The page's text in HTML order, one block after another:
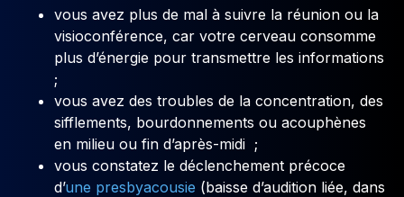
vous avez plus de mal à suivre la réunion ou la
visioconférence, car votre cerveau consomme
plus d’énergie pour transmettre les informations
;
vous avez des troubles de la concentration, des
sifflements, bourdonnements ou acouphènes
en milieu ou fin d’après-midi ;
vous constatez le déclenchement précoce
d’une presbyacousie (baisse d’audition liée, dans